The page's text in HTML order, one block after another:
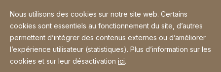
Site Web
[Website information]
Informations légales
Mentions légales
Déclaration d'accessibilité
Sitemap
Nous utilisons des cookies sur notre site web. Certains
cookies sont essentiels au fonctionnement du site, d’autres
permettent d’intégrer des contenus externes ou d’améliorer
l’expérience utilisateur (statistiques). Plus d’information sur les
cookies et sur leur désactivation ici.